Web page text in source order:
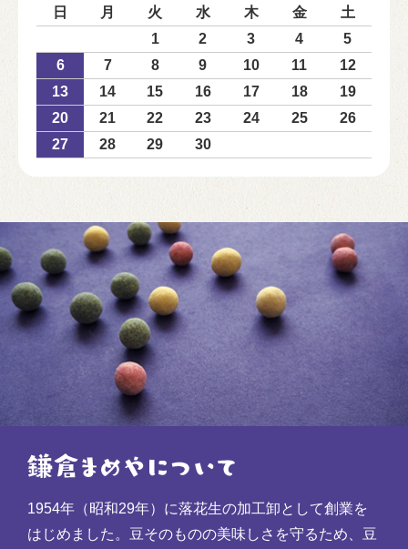
日
月 火 水 木 金
土
1
2 3 4
5
6
7 8 9 10 11
12
13
14 15 16 17 18
19
20
21 22 23 24 25
26
27
28 29 30
1954年（昭和29年）に落花生の加工卸として創業を
はじめました。豆そのものの美味しさを守るため、豆